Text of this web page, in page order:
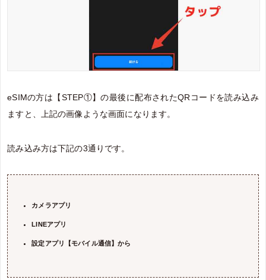
eSIMの方は【STEP①】の最後に配布されたQRコードを読み込み
ますと、上記の画像ような画面になります。
読み込み方は下記の3通りです。
カメラアプリ
LINEアプリ
設定アプリ【モバイル通信】から